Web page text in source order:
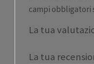
campi obbligatori
La tua
La tua